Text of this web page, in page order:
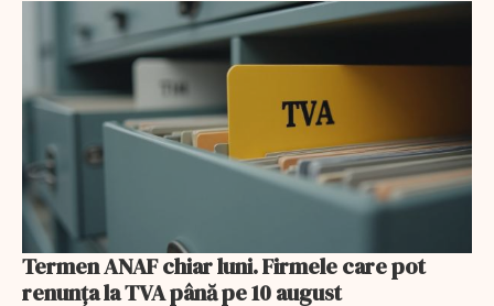
Termen ANAF chiar luni. Firmele care pot
renunța la TVA până pe 10 august